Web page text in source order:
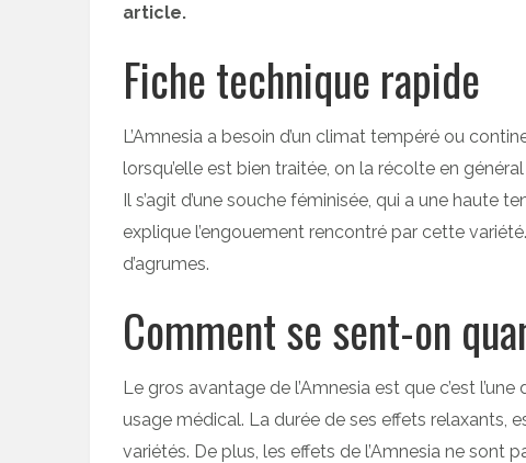
article.
Fiche technique rapide
L’Amnesia a besoin d’un climat tempéré ou
lorsqu’elle est bien traitée, on la récolte en
Il s’agit d’une souche féminisée, qui a une haute
explique l’engouement rencontré par cette
d’agrumes.
Comment se sent-on
Le gros avantage de l’Amnesia est que c’est
usage médical. La durée de ses effets relaxants,
variétés. De plus, les effets de l’Amnesia ne sont